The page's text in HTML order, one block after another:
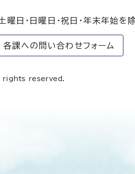
土曜日・日曜日・祝日・年末年始を除
各課への問い合わせフォーム
reserved.